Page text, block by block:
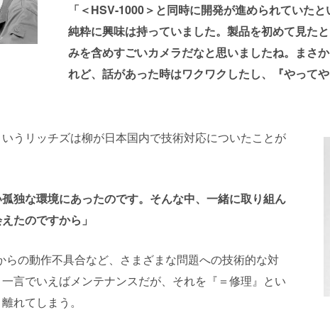
「＜HSV-1000＞と同時に開発が進められていた
純粋に興味は持っていました。製品を初めて見た
みを含めすごいカメラだなと思いましたね。まさ
れど、話があった時はワクワクしたし、『やって
うリッチズは柳が日本国内で技術対応についたことが
独な環境にあったのです。そんな中、一緒に取り組ん
たのですから」
らの動作不具合など、さまざまな問題への技術的な対
言でいえばメンテナンスだが、それを『＝修理』とい
れてしまう。